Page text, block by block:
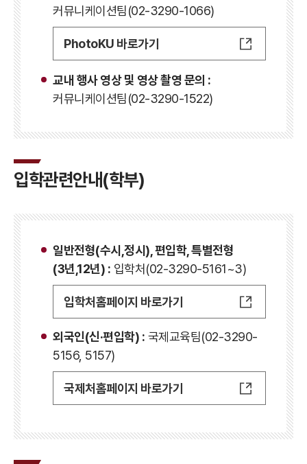
커뮤니케이션팀(02-3290-1066)
PhotoKU 바로가기
교내 행사 영상 및 영상 촬영 문의 :
커뮤니케이션팀(02-3290-1522)
입학관련안내(학부)
일반전형(수시,정시), 편입학, 특별전형
(3년,12년) : 입학처(02-3290-5161~3)
입학처홈페이지 바로가기
외국인(신·편입학) : 국제교육팀(02-3290-
5156, 5157)
국제처홈페이지 바로가기